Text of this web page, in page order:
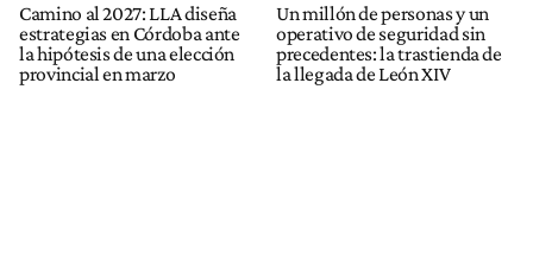
Camino al 2027: LLA diseña
estrategias en Córdoba ante
la hipótesis de una elección
provincial en marzo
Un millón de personas y un
operativo de seguridad sin
precedentes: la trastienda de
la llegada de León XIV